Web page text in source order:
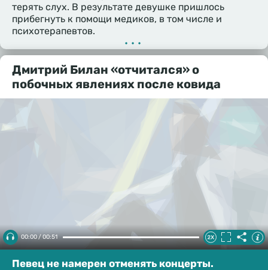
терять слух. В результате девушке пришлось
прибегнуть к помощи медиков, в том числе и
психотерапевтов.
•••
Дмитрий Билан «отчитался» о
побочных явлениях после ковида
00:00 / 00:51
Певец не намерен отменять концерты.